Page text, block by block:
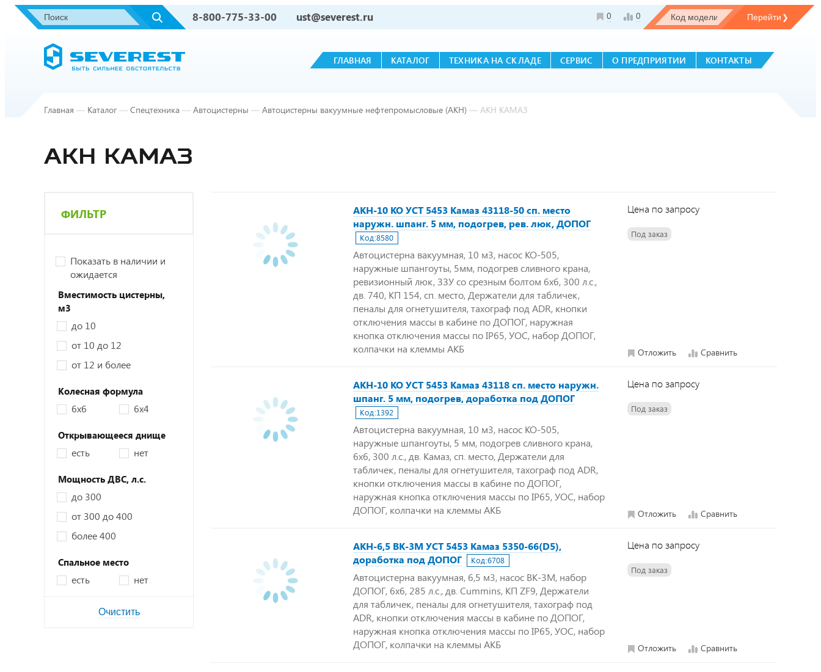
8-800-775-33-00 ust@severest.ru 0 0
ГЛАВНАЯ КАТАЛОГ ТЕХНИКА НА СКЛАДЕ СЕРВИС О ПРЕДПРИЯТИИ КОНТАКТЫ
Главная — Каталог — Спецтехника — Автоцистерны — Автоцистерны вакуумные нефтепромысловые (АКН) — АКН КАМАЗ
АКН КАМАЗ
ФИЛЬТР
Показать в наличии и
ожидается
Вместимость цистерны,
м3
до 10
от 10 до 12
от 12 и более
Колесная формула
6x6 6x4
Открывающееся днище
есть нет
Мощность ДВС, л.с.
до 300
от 300 до 400
более 400
Спальное место
есть нет
АКН-10 КО УСТ 5453 Камаз 43118-50 сп. место
наружн. шпанг. 5 мм, подогрев, рев. люк, ДОПОГ
Код:8580
Автоцистерна вакуумная, 10 м3, насос КО-505,
наружные шпангоуты, 5мм, подогрев сливного крана,
ревизионный люк, ЗЗУ со срезным болтом 6х6, 300 л.с.,
дв. 740, КП 154, сп. место, Держатели для табличек,
пеналы для огнетушителя, тахограф под ADR, кнопки
отключения массы в кабине по ДОПОГ, наружная
кнопка отключения массы по IP65, УОС, набор ДОПОГ,
колпачки на клеммы АКБ
Цена по запросу
Под заказ
Отложить Сравнить
АКН-10 КО УСТ 5453 Камаз 43118 сп. место наружн.
шпанг. 5 мм, подогрев, доработка под ДОПОГ
Код:1392
Автоцистерна вакуумная, 10 м3, насос КО-505,
наружные шпангоуты, 5 мм, подогрев сливного крана,
6х6, 300 л.с., дв. Камаз, сп. место, Держатели для
табличек, пеналы для огнетушителя, тахограф под ADR,
кнопки отключения массы в кабине по ДОПОГ,
наружная кнопка отключения массы по IP65, УОС, набор
ДОПОГ, колпачки на клеммы АКБ
Цена по запросу
Под заказ
Отложить Сравнить
АКН-6,5 ВК-3М УСТ 5453 Камаз 5350-66(D5),
доработка под ДОПОГ
Код:6708
Автоцистерна вакуумная, 6,5 м3, насос ВК-3М, набор
ДОПОГ, 6х6, 285 л.с., дв. Cummins, КП ZF9, Держатели
для табличек, пеналы для огнетушителя, тахограф под
ADR, кнопки отключения массы в кабине по ДОПОГ,
наружная кнопка отключения массы по IP65, УОС, набор
ДОПОГ, колпачки на клеммы АКБ
Цена по запросу
Под заказ
Отложить Сравнить